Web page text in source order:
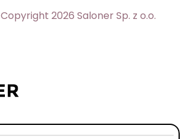
Copyright 2026 Saloner Sp. z o.o.